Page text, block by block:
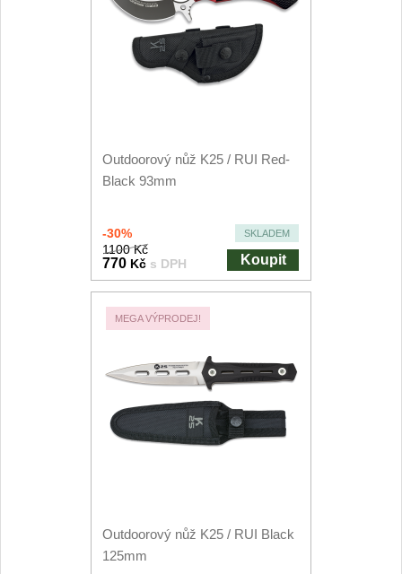
Outdoorový nůž K25 / RUI Red-
Black 93mm
-30% SKLADEM
1100 Kč
770 Kč s DPH Koupit
MEGA VÝPRODEJ!
Outdoorový nůž K25 / RUI Black
125mm